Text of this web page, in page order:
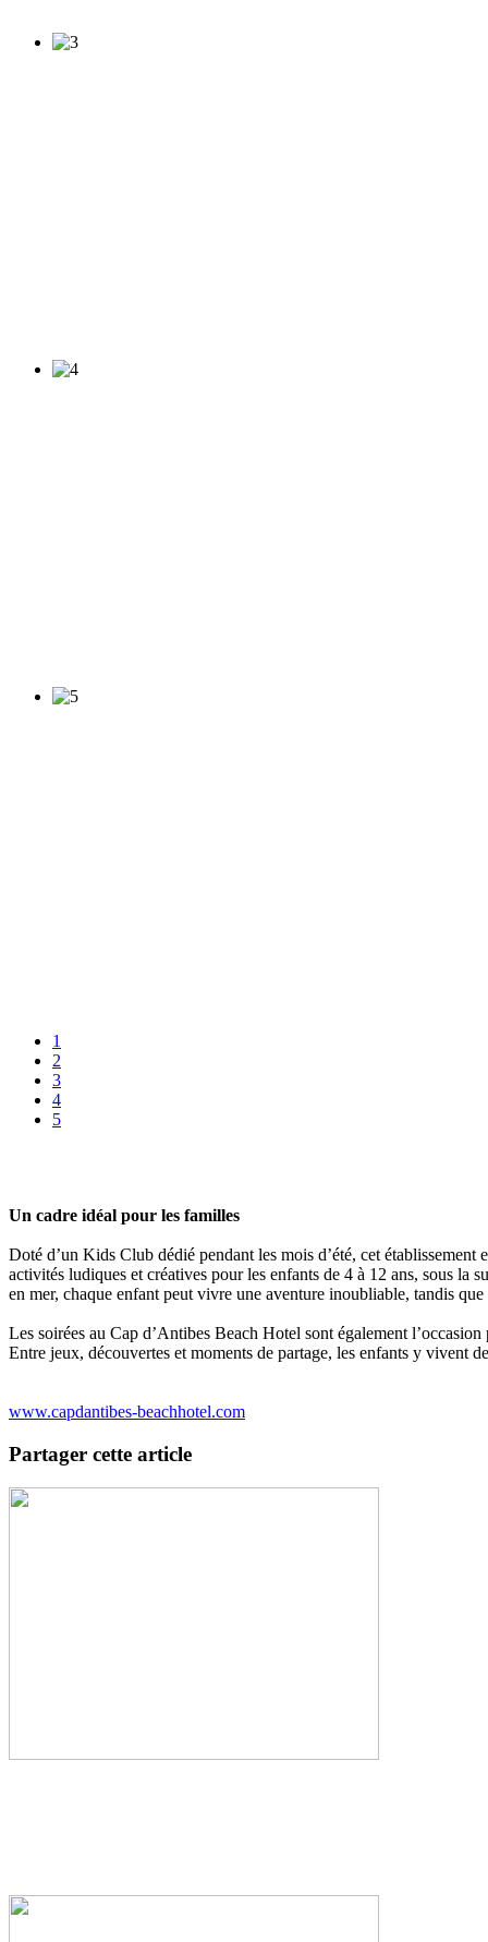
1
2
3
4
5
Un cadre idéal pour les familles
Doté d’un Kids Club dédié pendant les mois d’été, cet
activités ludiques et créatives pour les enfants de 4 à 12 ans, sous la
en mer, chaque enfant peut vivre une aventure inoubliable, tandis
Les soirées au Cap d’Antibes Beach Hotel sont également
Entre jeux, découvertes et moments de partage, les enfants y vivent
www.capdantibes-beachhotel.com
Partager cette article